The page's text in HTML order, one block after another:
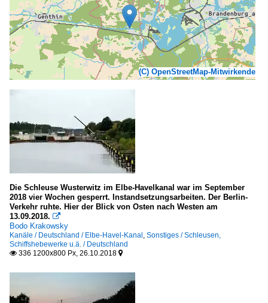
(C) OpenStreetMap-Mitwirkende
Die Schleuse Wusterwitz im Elbe-Havelkanal war im September
2018 vier Wochen gesperrt. Instandsetzungsarbeiten. Der Berlin-
Verkehr ruhte. Hier der Blick von Osten nach Westen am
13.09.2018. 
Bodo Krakowsky
Kanäle / Deutschland / Elbe-Havel-Kanal, Sonstiges / Schleusen,
Schiffshebewerke u.ä. / Deutschland
 336 1200x800 Px, 26.10.2018 